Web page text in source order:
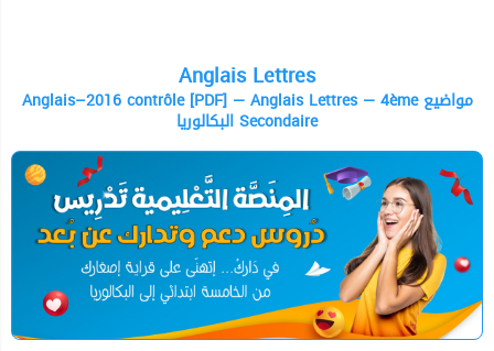
Anglais Lettres
Anglais–2016 contrôle [PDF] — Anglais Lettres — 4ème مواضيع
البكالوريا Secondaire